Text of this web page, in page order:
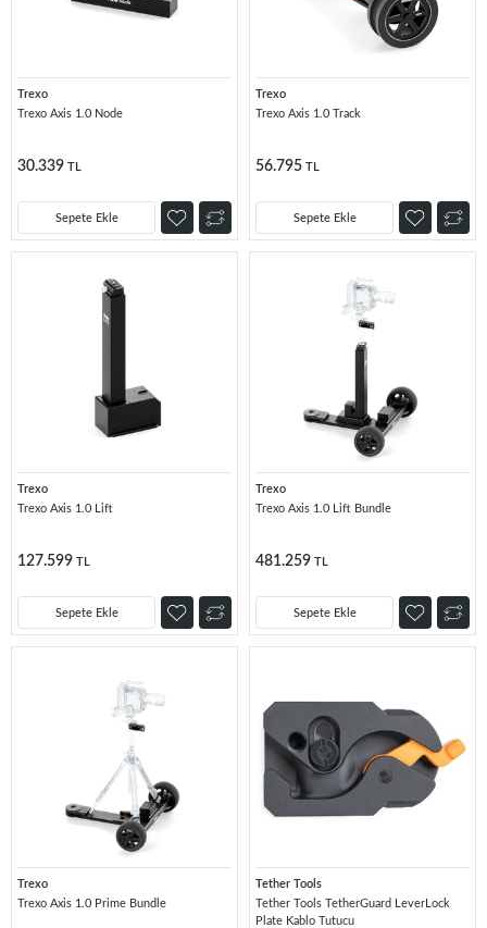
Trexo
Trexo Axis 1.0 Node
30.339 TL
Sepete Ekle
Trexo
Trexo Axis 1.0 Track
56.795 TL
Sepete Ekle
Trexo
Trexo Axis 1.0 Lift
127.599 TL
Sepete Ekle
Trexo
Trexo Axis 1.0 Lift Bundle
481.259 TL
Sepete Ekle
Trexo
Trexo Axis 1.0 Prime Bundle
Tether Tools
Tether Tools TetherGuard LeverLock
Plate Kablo Tutucu